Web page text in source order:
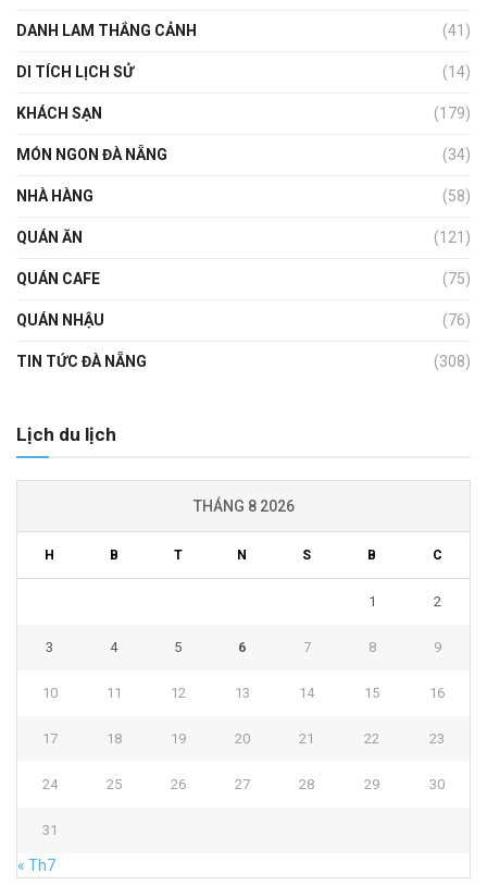
DANH LAM THẮNG CẢNH (41)
DI TÍCH LỊCH SỬ (14)
KHÁCH SẠN (179)
MÓN NGON ĐÀ NẴNG (34)
NHÀ HÀNG (58)
QUÁN ĂN (121)
QUÁN CAFE (75)
QUÁN NHẬU (76)
TIN TỨC ĐÀ NẴNG (308)
Lịch du lịch
THÁNG 8 2026
H B T N S B C
1 2
3 4 5 6 7 8 9
10 11 12 13 14 15 16
17 18 19 20 21 22 23
24 25 26 27 28 29 30
31
« Th7